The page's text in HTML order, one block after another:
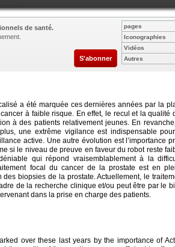
de santé.
S'abonner
pages
Iconographies
Vidéos
Autres
a été marquée ces dernières années par la
à faible risque. En effet, le recul et la qualité
à des patients relativement jeunes. En
une extrême vigilance est indispensable
active. Une autre évolution est l’importance
si le niveau de preuve en faveur du robot reste
qui répond vraisemblablement à la
focal du cancer de la prostate est en
biopsies de la prostate. Actuellement, le
de la recherche clinique et/ou peut être par le
dans la prise en charge des patients.
over these last years by the importance of